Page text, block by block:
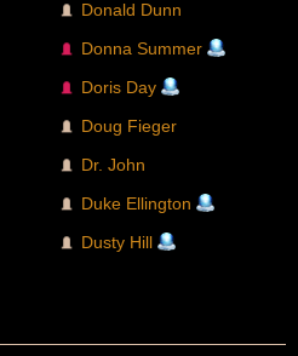
Donald Dunn
Donna Summer
Doris Day
Doug Fieger
Dr. John
Duke Ellington
Dusty Hill